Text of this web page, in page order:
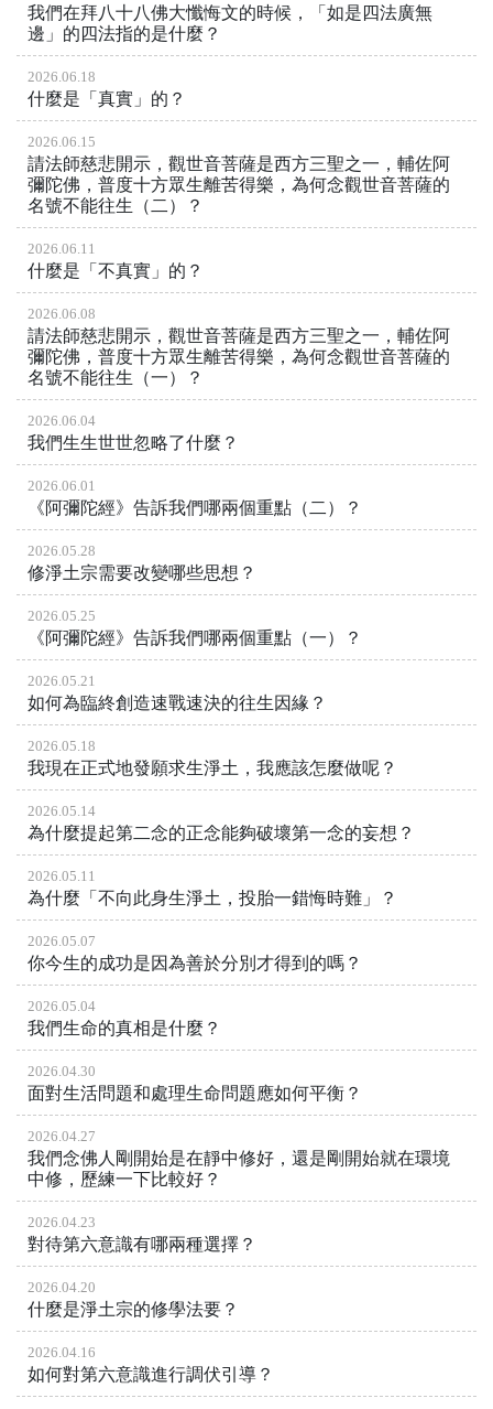
我們在拜八十八佛大懺悔文的時候，「如是四法廣無
邊」的四法指的是什麼？
2026.06.18
什麼是「真實」的？
2026.06.15
請法師慈悲開示，觀世音菩薩是西方三聖之一，輔佐阿
彌陀佛，普度十方眾生離苦得樂，為何念觀世音菩薩的
名號不能往生（二）？
2026.06.11
什麼是「不真實」的？
2026.06.08
請法師慈悲開示，觀世音菩薩是西方三聖之一，輔佐阿
彌陀佛，普度十方眾生離苦得樂，為何念觀世音菩薩的
名號不能往生（一）？
2026.06.04
我們生生世世忽略了什麼？
2026.06.01
《阿彌陀經》告訴我們哪兩個重點（二）？
2026.05.28
修淨土宗需要改變哪些思想？
2026.05.25
《阿彌陀經》告訴我們哪兩個重點（一）？
2026.05.21
如何為臨終創造速戰速決的往生因緣？
2026.05.18
我現在正式地發願求生淨土，我應該怎麼做呢？
2026.05.14
為什麼提起第二念的正念能夠破壞第一念的妄想？
2026.05.11
為什麼「不向此身生淨土，投胎一錯悔時難」？
2026.05.07
你今生的成功是因為善於分別才得到的嗎？
2026.05.04
我們生命的真相是什麼？
2026.04.30
面對生活問題和處理生命問題應如何平衡？
2026.04.27
我們念佛人剛開始是在靜中修好，還是剛開始就在環境
中修，歷練一下比較好？
2026.04.23
對待第六意識有哪兩種選擇？
2026.04.20
什麼是淨土宗的修學法要？
2026.04.16
如何對第六意識進行調伏引導？